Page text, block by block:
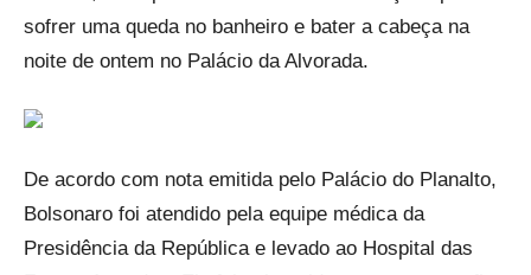
sofrer uma queda no banheiro e bater a cabeça na
noite de ontem no Palácio da Alvorada.
De acordo com nota emitida pelo Palácio do Planalto,
Bolsonaro foi atendido pela equipe médica da
Presidência da República e levado ao Hospital das